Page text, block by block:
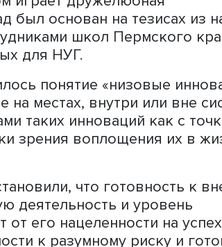
научно-учебной группой
перекрестке
«Сравнительные
рассказал о том,
и учителям,
этом играет
был основан на
школ
для НУГ.